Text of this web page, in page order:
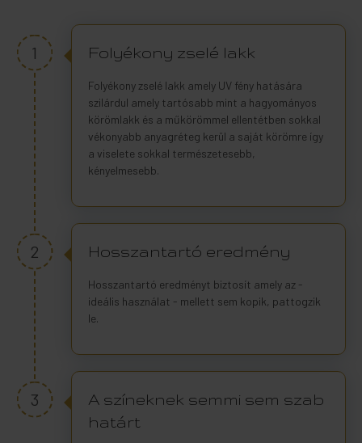
Folyékony zselé lakk
Folyékony zselé lakk amely UV fény hatására
szilárdul amely tartósabb mint a hagyományos
körömlakk és a műkörömmel ellentétben sokkal
vékonyabb anyagréteg kerül a saját körömre így
a viselete sokkal természetesebb,
kényelmesebb.
1
Hosszantartó eredmény
Hosszantartó eredményt biztosít amely az -
ideális használat - mellett sem kopik, pattogzik
le.
2
A színeknek semmi sem szab
határt
3